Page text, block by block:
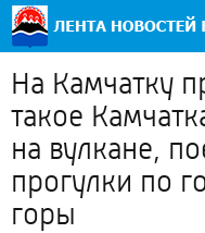
На Камчатку
такое
на вулкане,
прогулки по
горы